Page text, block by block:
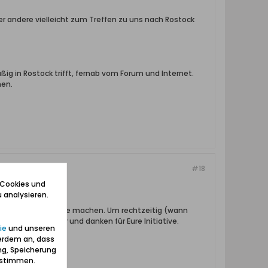
andere vielleicht zum Treffen zu uns nach Rostock
in Rostock trifft, fernab vom Forum und Internet.
#18
auf die Stümpfe machen. Um rechtzeitig (wann
28. September und danken für Eure Initiative.
und
und unseren
an, dass
Speicherung